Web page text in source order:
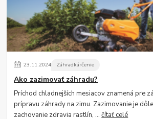
23.11.2024 Záhradkárčenie
Ako zazimovať záhradu?
Príchod chladnejších mesiacov znamená pre
prípravu záhrady na zimu. Zazimovanie je
zachovanie zdravia rastlín, ...čítať celé